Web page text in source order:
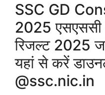
SSC GD
2025 एसएससी
रिजल्ट 2025
यहां से करें
@ssc.nic.in